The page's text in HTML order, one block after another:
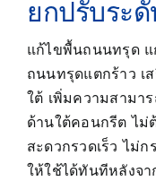
ยกปรับระ
แก้ไขพื้นถนนทรุด
ถนนทรุดแตกร้าว เ
ใต้ เพิ่มความสามา
ด้านใต้คอนกรีต ไม่
สะดวกรวดเร็ว ไม่
ให้ใช้ได้ทันทีหลังจา